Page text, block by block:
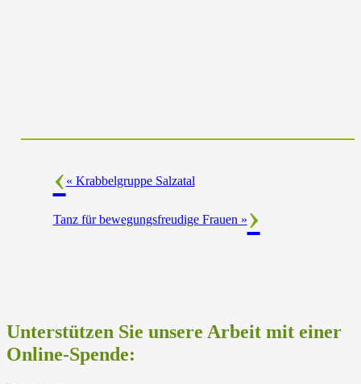
« Krabbelgruppe Salzatal
Tanz für bewegungsfreudige Frauen »
Unterstützen Sie unsere Arbeit mit einer
Online-Spende: